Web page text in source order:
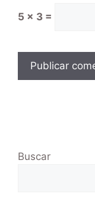
5 × 3 =
Buscar